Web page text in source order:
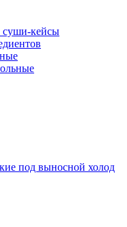
кейсы
под выносной холод